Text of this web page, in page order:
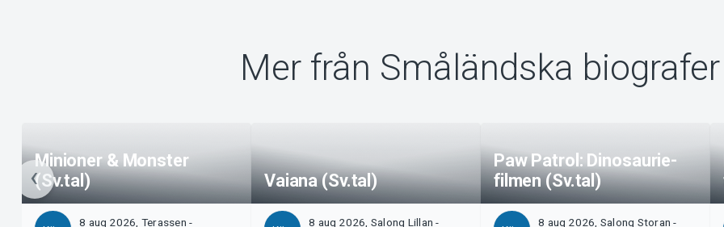
Mer från Småländska biografer
Minioner & Monster
(Sv.tal)
8 aug 2026, Terassen -
Vaiana (Sv.tal)
8 aug 2026, Salong Lillan -
Paw Patrol: Dinosaurie-
filmen (Sv.tal)
8 aug 2026, Salong Storan -